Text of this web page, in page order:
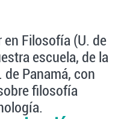
Filosofía (U. de
escuela, de la
Panamá, con
filosofía